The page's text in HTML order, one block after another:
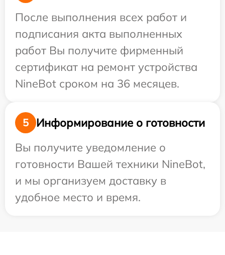
После выполнения всех работ и
подписания акта выполненных
работ Вы получите фирменный
сертификат на ремонт устройства
NineBot сроком на 36 месяцев.
5
Информирование о готовности
Вы получите уведомление о
готовности Вашей техники NineBot,
и мы организуем доставку в
удобное место и время.